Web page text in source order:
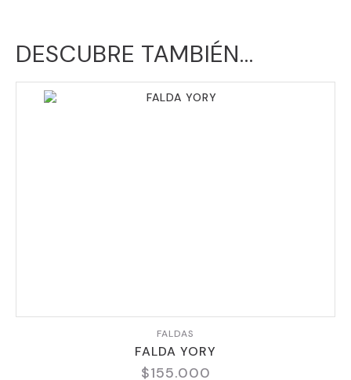
DESCUBRE TAMBIÉN...
FALDAS
FALDA YORY
$155.000